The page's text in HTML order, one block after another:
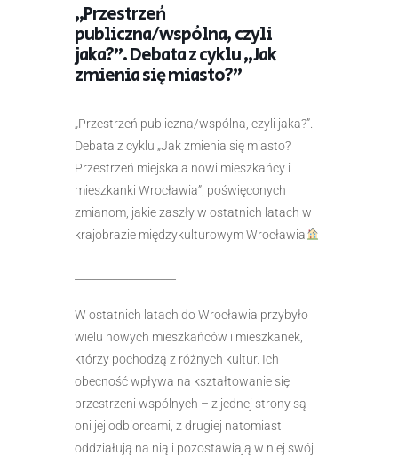
„Przestrzeń
publiczna/wspólna, czyli
jaka?”. Debata z cyklu „Jak
zmienia się miasto?”
„Przestrzeń publiczna/wspólna, czyli jaka?”.
Debata z cyklu „Jak zmienia się miasto?
Przestrzeń miejska a nowi mieszkańcy i
mieszkanki Wrocławia”, poświęconych
zmianom, jakie zaszły w ostatnich latach w
krajobrazie międzykulturowym Wrocławia
W ostatnich latach do Wrocławia przybyło
wielu nowych mieszkańców i mieszkanek,
którzy pochodzą z różnych kultur. Ich
obecność wpływa na kształtowanie się
przestrzeni wspólnych – z jednej strony są
oni jej odbiorcami, z drugiej natomiast
oddziałują na nią i pozostawiają w niej swój